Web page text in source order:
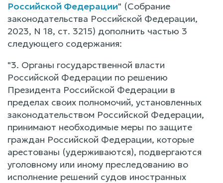
Российской Федерации" (Собрание
законодательства Российской Федерации,
2023, N 18, ст. 3215) дополнить частью 3
следующего содержания:
"3. Органы государственной власти
Российской Федерации по решению
Президента Российской Федерации в
пределах своих полномочий, установленных
законодательством Российской Федерации,
принимают необходимые меры по защите
граждан Российской Федерации, которые
арестованы (удерживаются), подвергаются
уголовному или иному преследованию во
исполнение решений судов иностранных